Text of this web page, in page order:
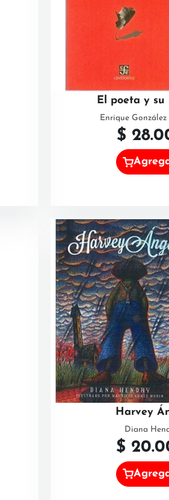
El poeta y su
Enrique
$
Harvey
Diana
$